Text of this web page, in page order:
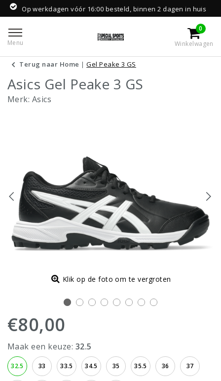
werkdagen vóór 16:00 besteld, binnen 2 dagen in huis
Menu
0
Winkelwagen
Terug naar Home |Gel Peake 3 GS
Asics Gel Peake 3 GS
Merk: Asics
Klik op de foto om te vergroten
€80,00
Maak een keuze: 32.5
32.5 33 33.5 34.5 35 35.5 36 37